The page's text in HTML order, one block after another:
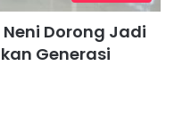
Dorong Jadi
Generasi